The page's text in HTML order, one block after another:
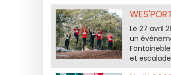
Le 27 avril
un
et